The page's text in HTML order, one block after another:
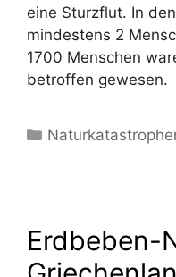
eine Sturzflut. In
mindestens 2
1700 Menschen
betroffen gewesen.
Kategorien
Erdbeben-